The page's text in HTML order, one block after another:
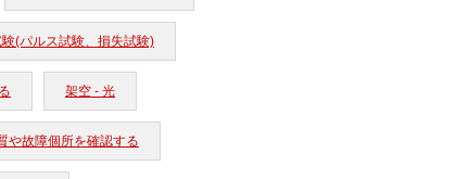
(パルス試験、損失試験)
架空 - 光
や故障個所を確認する